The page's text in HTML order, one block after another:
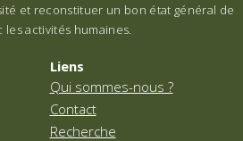
et reconstituer un bon état général de
activités humaines.
Liens
Qui sommes-nous ?
Contact
Recherche